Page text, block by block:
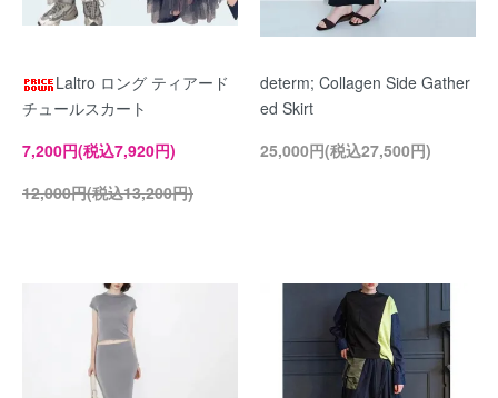
Laltro ロング ティアード
チュールスカート
7,200円(税込7,920円)
12,000円(税込13,200円)
determ; Collagen Side Gather
ed Skirt
25,000円(税込27,500円)